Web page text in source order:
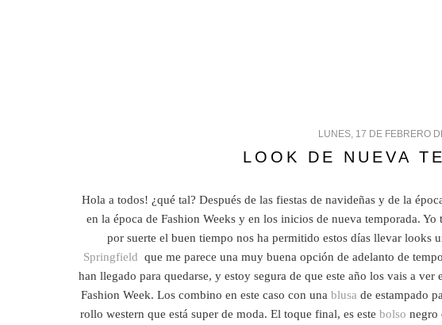
LUNES, 17 DE FEBRERO
LOOK DE NUEVA
Hola a todos! ¿qué tal? Después de las fiestas de navideñas y de la
en la época de Fashion Weeks y en los inicios de nueva temporada.
por suerte el buen tiempo nos ha permitido estos días llevar looks
Springfield que me parece una muy buena opción de adelanto de
han llegado para quedarse, y estoy segura de que este año los vais a
Fashion Week. Los combino en este caso con una blusa de estampado
rollo western que está super de moda. El toque final, es este bolso negro